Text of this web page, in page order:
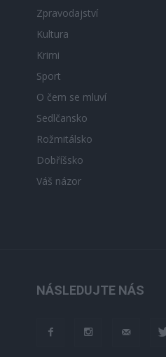
Zpravodajství
Kultura
Krimi
Sport
O čem se mluví
Sedlčansko
Rožmitálsko
Dobříšsko
Váš názor
NÁSLEDUJTE NÁS